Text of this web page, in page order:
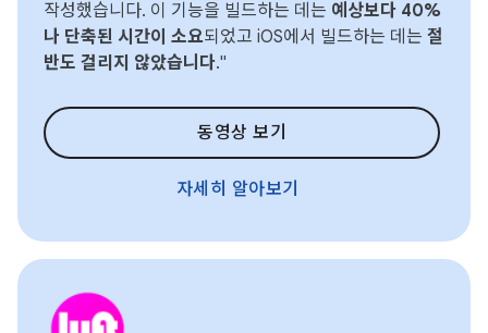
작성했습니다. 이 기능을 빌드하는 데는 예상보다 40%
나 단축된 시간이 소요되었고 iOS에서 빌드하는 데는 절
반도 걸리지 않았습니다."
동영상 보기
자세히 알아보기